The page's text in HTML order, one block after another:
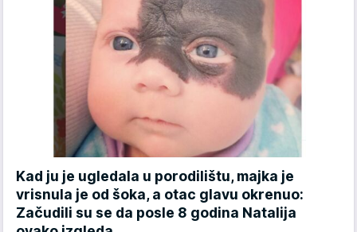
Kad ju je ugledala u porodilištu, majka je
vrisnula je od šoka, a otac glavu okrenuo:
Začudili su se da posle 8 godina Natalija